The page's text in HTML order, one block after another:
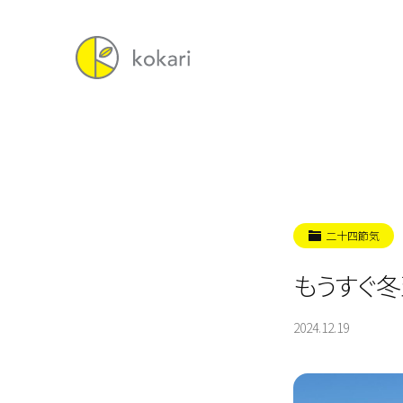
二十四節気
もうすぐ
2024.12.19